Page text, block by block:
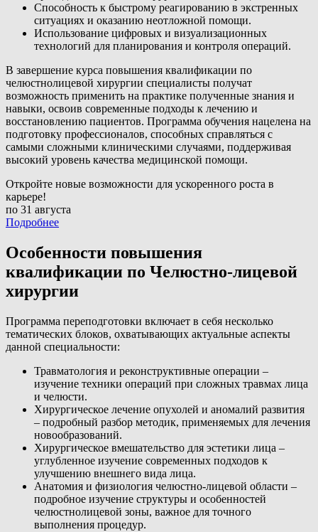
Способность к быстрому реагированию в экстренных
ситуациях и оказанию неотложной помощи.
Использование цифровых и визуализационных
технологий для планирования и контроля операций.
В завершение курса повышения квалификации по
челюстнолицевой хирургии специалисты получат
возможность применить на практике полученные знания и
навыки, освоив современные подходы к лечению и
восстановлению пациентов. Программа обучения нацелена на
подготовку профессионалов, способных справляться с
самыми сложными клиническими случаями, поддерживая
высокий уровень качества медицинской помощи.
Откройте новые возможности для ускоренного роста в
карьере!
по 31 августа
Подробнее
Особенности повышения
квалификации по Челюстно-лицевой
хирургии
Программа переподготовки включает в себя несколько
тематических блоков, охватывающих актуальные аспекты
данной специальности:
Травматология и реконструктивные операции –
изучение техники операций при сложных травмах лица
и челюсти.
Хирургическое лечение опухолей и аномалий развития
– подробный разбор методик, применяемых для лечения
новообразований.
Хирургическое вмешательство для эстетики лица –
углубленное изучение современных подходов к
улучшению внешнего вида лица.
Анатомия и физиология челюстно-лицевой области –
подробное изучение структуры и особенностей
челюстнолицевой зоны, важное для точного
выполнения процедур.